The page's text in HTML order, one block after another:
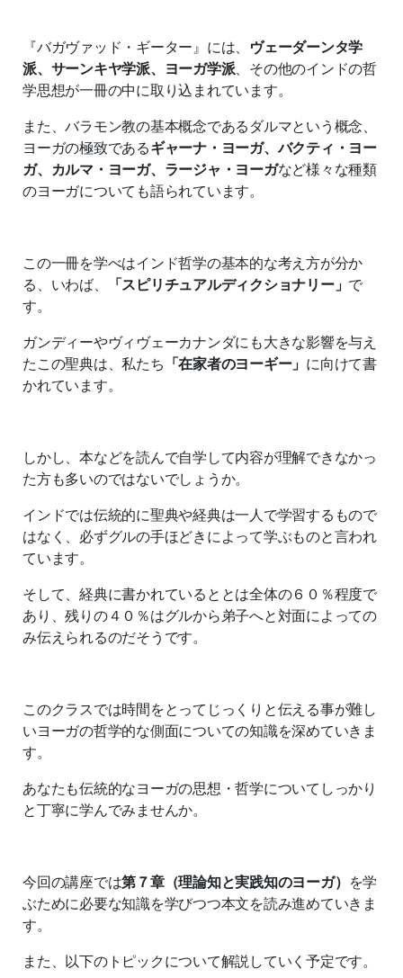
『バガヴァッド・ギーター』には、 ヴェーダーンタ学
派、サーンキヤ学派、ヨーガ学派、その他のインドの哲
学思想が一冊の中に取り込まれています。
また、バラモン教の基本概念であるダルマという概念、
ヨーガの極致であるギャーナ・ヨーガ、バクティ・ヨー
ガ、カルマ・ヨーガ、ラージャ・ヨーガなど様々な種類
のヨーガについても語られています。
この一冊を学べはインド哲学の基本的な考え方が分か
る、いわば、
「スピリチュアルディクショナリー」 で
す。
ガンディーやヴィヴェーカナンダにも大きな影響を与え
たこの聖典は、私たち 「在家者のヨーギー」 に向けて書
かれています。
しかし、本などを読んで自学して内容が理解できなかっ
た方も多いのではないでしょうか。
インドでは伝統的に聖典や経典は一人で学習するもので
はなく、必ずグルの手ほどきによって学ぶものと言われ
ています。
そして、経典に書かれているととは全体の６０％程度で
あり、残りの４０％はグルから弟子へと対面によっての
み伝えられるのだそうです。
このクラスでは時間をとってじっくりと伝える事が難し
いヨーガの哲学的な側面についての知識を深めていきま
す。
あなたも伝統的なヨーガの思想・哲学についてしっかり
と丁寧に学んでみませんか。
今回の講座では第７章（理論知と実践知のヨーガ） を学
ぶために必要な知識を学びつつ本文を読み進めていきま
す。
また、以下のトピックについて解説していく予定です。